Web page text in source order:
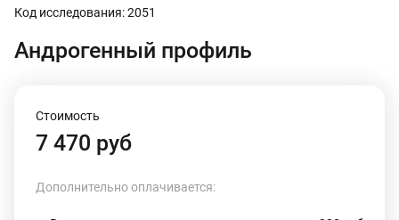
Код исследования: 2051
Андрогенный профиль
Стоимость
7 470 руб
Дополнительно оплачивается: